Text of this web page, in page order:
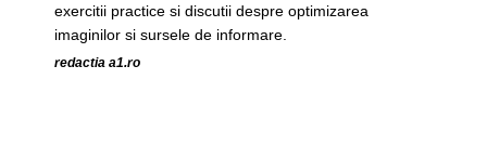
exercitii practice si discutii despre optimizarea
imaginilor si sursele de informare.
redactia a1.ro